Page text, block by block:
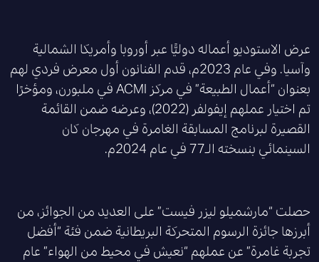
عرض الاستوديو أعماله دوليًّا عبر أوروبا وأمريكا الشمالية
وآسيا. وفي عام 2023م، قدم الفنانون أول معرض فردي لهم
بعنوان “أعمال الطبيعة” في مركز ACMI في ملبورن، ومؤخرًا
تم اختيار عملهم إيفولفر (2022)، وعرضه ضمن القائمة
القصيرة لبرنامج المسابقة الغامرة في مهرجان كان
السينمائي بنسخته الـ77 في عام 2024م.
حصلت “مارشميلو ليزر فيست” على العديد من الجوائز، من
أبرزها جائزة الرسوم المتحركة البريطانية ضمن فئة “أفضل
تجربة غامرة” عن عملهم “نعيش في محيط من الهواء” عام